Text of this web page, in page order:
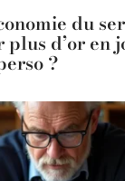
du
d’or en
?